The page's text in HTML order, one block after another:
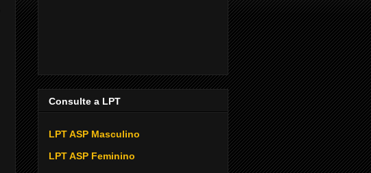
Consulte a LPT
LPT ASP Masculino
LPT ASP Feminino